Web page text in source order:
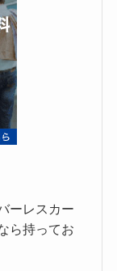
ーレスカー
ら持ってお